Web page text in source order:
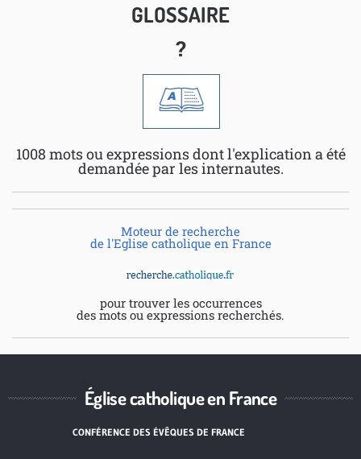
GLOSSAIRE
?
1008 mots ou expressions dont l'explication a été
demandée par les internautes.
Moteur de recherche
de l'Eglise catholique en France
pour trouver les occurrences
des mots ou expressions recherchés.
Église catholique en France
CONFÉRENCE DES ÉVÊQUES DE FRANCE